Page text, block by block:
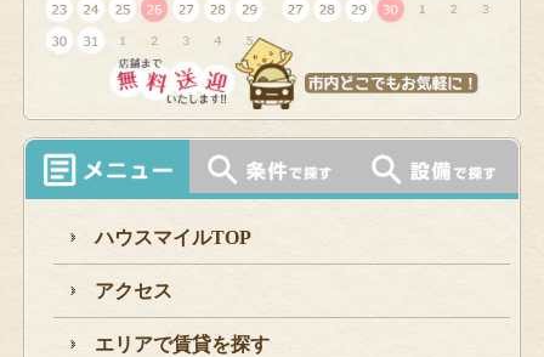
ハウスマイルTOP
アクセス
エリアで賃貸を探す